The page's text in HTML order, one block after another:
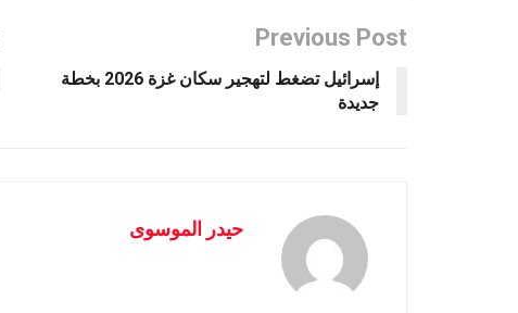
Previous Post
إسرائيل تضغط لتهجير سكان غزة 2026 بخطة
جديدة
حيدر الموسوى